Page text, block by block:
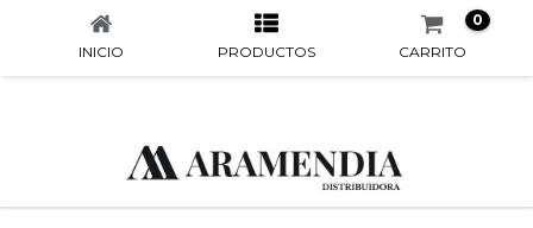
INICIO PRODUCTOS CARRITO
0